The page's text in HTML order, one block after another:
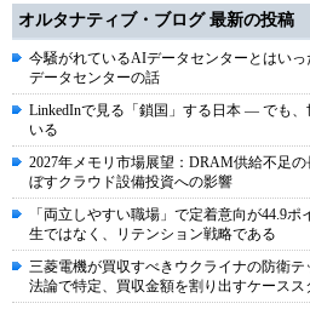
オルタナティブ・ブログ 最新の投稿
今騒がれているAIデータセンターとはい
データセンターの話
LinkedInで見る「鎖国」する日本 ― でも
いる
2027年メモリ市場展望：DRAM供給不足
ぼすクラウド設備投資への影響
「両立しやすい職場」で定着意向が44.9
生ではなく、リテンション戦略である
三菱電機が買収すべきウクライナの防衛
法論で特定、買収金額を割り出すケースス